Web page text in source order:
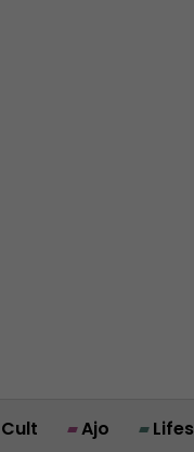
Cult Ajo